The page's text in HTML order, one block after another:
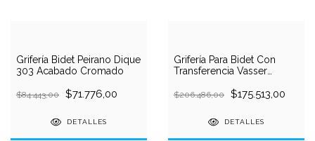
Grifería Bidet Peirano Dique
303 Acabado Cromado
$84.443,00 $71.776,00
DETALLES
Grifería Para Bidet Con
Transferencia Vasser
$206.486,00 $175.513,00
DETALLES